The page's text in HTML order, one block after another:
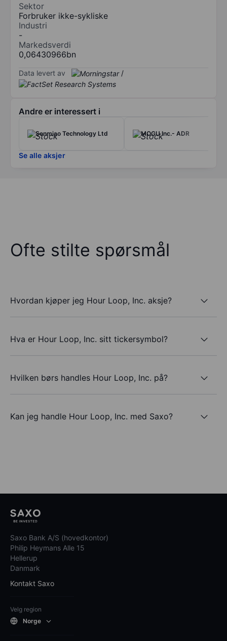
Sektor
Forbruker ikke-sykliske
Industri
-
Markedsverdi
0,06430966bn
Data levert av /
Andre er interessert i
Senmiao Technology Ltd MOGU Inc.- ADR
Se alle aksjer
Ofte stilte spørsmål
Hvordan kjøper jeg Hour Loop, Inc. aksje?
Hva er Hour Loop, Inc. sitt tickersymbol?
Hvilken børs handles Hour Loop, Inc. på?
Kan jeg handle Hour Loop, Inc. med Saxo?
Saxo Bank A/S (hovedkontor)
Philip Heymans Alle 15
Hellerup
Danmark
Kontakt Saxo
Velg region
Norge